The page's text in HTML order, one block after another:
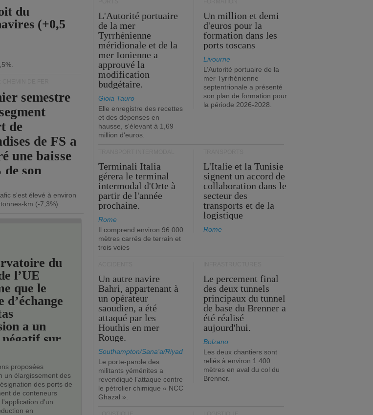
du
(+0,5
semestre
de
de FS a
une baisse
de son
s'est élevé à environ
km (-7,3%).
du
l’UE
que le
d’échange
a un
sur
de l’UE.
proposées
un élargissement des
des ports de
de conteneurs
d'un
en
L'Autorité portuaire
de la mer
Tyrrhénienne
méridionale et de la
mer Ionienne a
approuvé la
modification
budgétaire.
Gioia Tauro
Elle enregistre des recettes
et des dépenses en
hausse, s'élevant à 1,69
million d'euros.
Un million et demi
d'euros pour la
formation dans les
ports toscans
Livourne
L’Autorité portuaire de la
mer Tyrrhénienne
septentrionale a présenté
son plan de formation pour
la période 2026-2028.
Terminali Italia
gérera le terminal
intermodal d'Orte à
partir de l'année
prochaine.
Rome
Il comprend environ 96 000
mètres carrés de terrain et
trois voies
L'Italie et la Tunisie
signent un accord de
collaboration dans le
secteur des
transports et de la
logistique
Rome
Un autre navire
Bahri, appartenant à
un opérateur
saoudien, a été
attaqué par les
Houthis en mer
Rouge.
Southampton/Sana'a/Riyad
Le porte-parole des
militants yéménites a
revendiqué l'attaque contre
le pétrolier chimique « NCC
Ghazal ».
Le percement final
des deux tunnels
principaux du tunnel
de base du Brenner a
été réalisé
aujourd'hui.
Bolzano
Les deux chantiers sont
reliés à environ 1 400
mètres en aval du col du
Brenner.